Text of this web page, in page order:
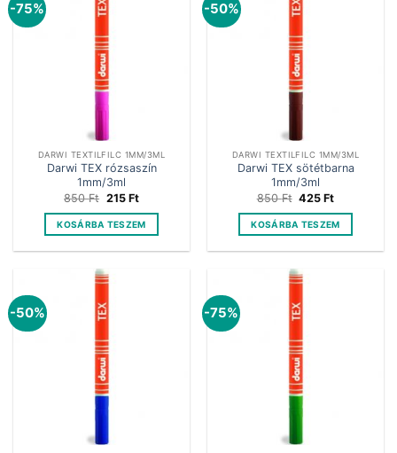
-75%
DARWI TEXTILFILC 1MM/3ML
Darwi TEX rózsaszín
1mm/3ml
850Ft Original
was:
850 Ft.
215 FtCurrent
is:
215 Ft.
KOSÁRBA TESZEM
-50%
DARWI TEXTILFILC 1MM/3ML
Darwi TEX sötétbarna
1mm/3ml
850Ft Original
was:
850 Ft.
425FtCurrent
is:
425 Ft.
KOSÁRBA TESZEM
-50% -75%